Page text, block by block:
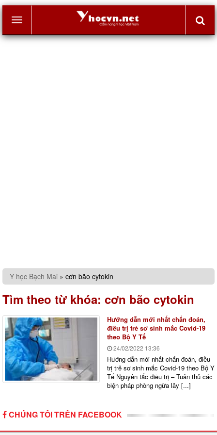
Y học Bạch Mai » cơn bão cytokin
cơn bão cytokin
Tìm theo từ khóa:
Hướng dẫn mới nhất chẩn đoán,
điều trị trẻ sơ sinh mắc Covid-19
theo Bộ Y Tế
24/02/2022 13:36
Hướng dẫn mới nhất chẩn đoán, điều
trị trẻ sơ sinh mắc Covid-19 theo Bộ Y
Tế Nguyên tắc điều trị – Tuân thủ các
biện pháp phòng ngừa lây [...]
CHÚNG TÔI TRÊN FACEBOOK